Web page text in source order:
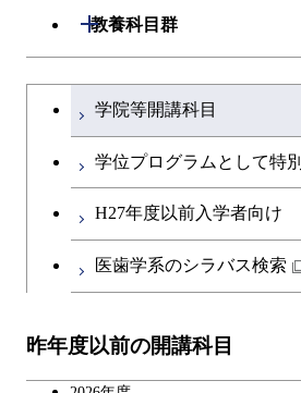
共通専門科目
共通専門科目
融合理工学系
初年次専門科目
共通専門科目
工学院，物質理工
教養科目群
開閉
文系教養科目
英語科目
第二外国語科目
広域教養科目
学士課程を切り替える
学院等開講科目
学位プログラムとして特
H27年度以前入学者向け
医歯学系のシラバス検索
昨年度以前の開講科目